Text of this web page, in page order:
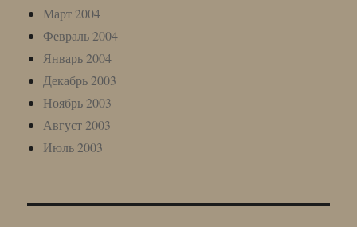
Март 2004
Февраль 2004
Январь 2004
Декабрь 2003
Ноябрь 2003
Август 2003
Июль 2003